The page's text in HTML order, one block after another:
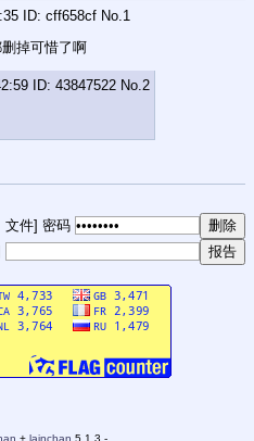
cff658cf No. 1
掉可惜了啊
43847522 No.2
文件] 密码
+ lainchan 5.1.3 -